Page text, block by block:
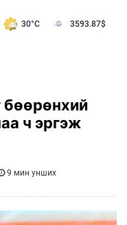
30°C 3593.87$
ч эргэж
9 мин унших